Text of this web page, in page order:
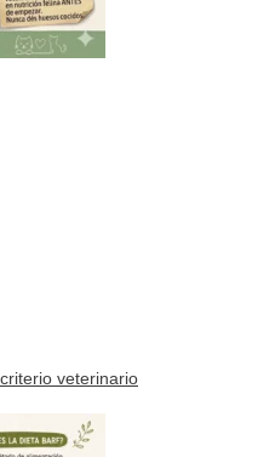
veterinario